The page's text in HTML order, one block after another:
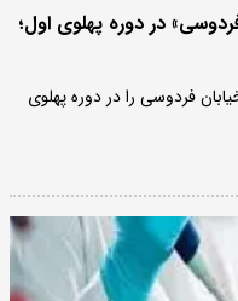
در دوره پهلوی اول؛
فردوسی را در دوره پهلوی